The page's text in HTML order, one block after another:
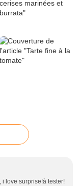
i love surprise!à tester!